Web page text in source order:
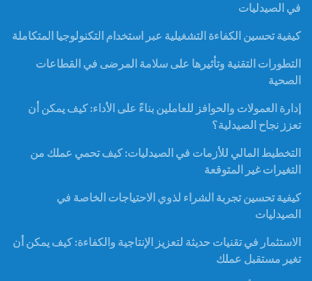
في الصيدليات
كيفية تحسين الكفاءة التشغيلية عبر استخدام التكنولوجيا المتكاملة
التطورات التقنية وتأثيرها على سلامة المرضى في القطاعات
الصحية
إدارة العمولات والحوافز للعاملين بناءً على الأداء: كيف يمكن أن
تعزز نجاح الصيدلية؟
التخطيط المالي للأزمات في الصيدليات: كيف تحمي عملك من
التغيرات غير المتوقعة
كيفية تحسين تجربة الشراء لذوي الاحتياجات الخاصة في
الصيدليات
الاستثمار في تقنيات حديثة لتعزيز الإنتاجية والكفاءة: كيف يمكن أن
تغير مستقبل عملك